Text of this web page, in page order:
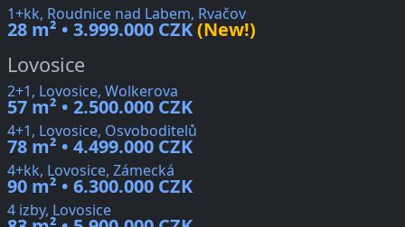
1+kk, Roudnice nad Labem, Rvačov
28 m² • 3.999.000 CZK(New!)
Lovosice
2+1, Lovosice, Wolkerova
57 m² • 2.500.000 CZK
4+1, Lovosice, Osvoboditelů
78 m² • 4.499.000 CZK
4+kk, Lovosice, Zámecká
90 m² • 6.300.000 CZK
4 izby, Lovosice